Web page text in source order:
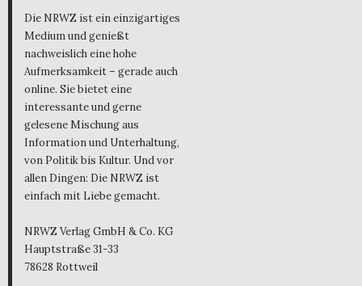
Die NRWZ ist ein einzigartiges
Medium und genießt
nachweislich eine hohe
Aufmerksamkeit – gerade auch
online. Sie bietet eine
interessante und gerne
gelesene Mischung aus
Information und Unterhaltung,
von Politik bis Kultur. Und vor
allen Dingen: Die NRWZ ist
einfach mit Liebe gemacht.
NRWZ Verlag GmbH & Co. KG
Hauptstraße 31-33
78628 Rottweil